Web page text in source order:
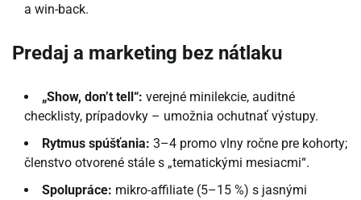
a win-back.
Predaj a marketing bez nátlaku
„Show, don’t tell“: verejné minilekcie, auditné
checklisty, prípadovky – umožnia ochutnať výstupy.
Rytmus spúšťania: 3–4 promo vlny ročne pre kohorty;
členstvo otvorené stále s „tematickými mesiacmi“.
Spolupráce: mikro-affiliate (5–15 %) s jasnými